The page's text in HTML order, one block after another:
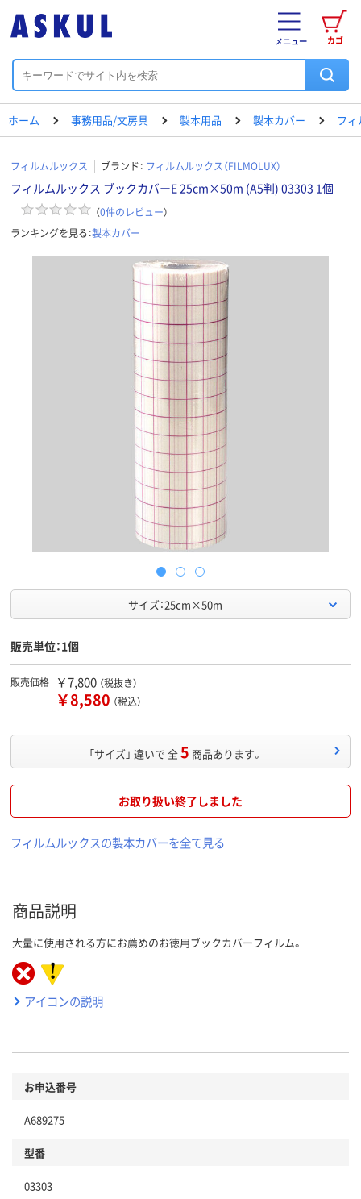
カゴ
メニュー
ホーム 事務用品/文房具 製本用品 製本カバー フ
フィルムルックス ブランド： フィルムルックス（FILMOLUX）
フィルムルックス ブックカバーE 25cm×50m (A5判) 03303 1個
（0件のレビュー）
ランキングを見る：製本カバー
サイズ：25cm×50m
販売単位：1個
販売価格 ￥7,800 （税抜き）
￥8,580 （税込）
「サイズ」 違いで 全5 商品あります。
お取り扱い終了しました
フィルムルックスの製本カバーを全て見る
商品説明
大量に使用される方にお薦めのお徳用ブックカバーフィルム。
アイコンの説明
お申込番号
A689275
型番
03303